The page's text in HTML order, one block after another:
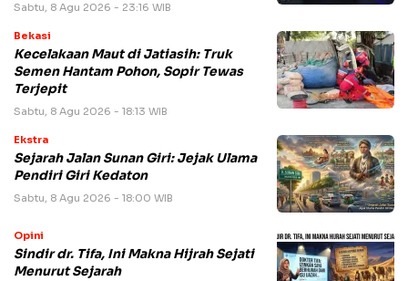
Sabtu, 8 Agu 2026 - 23:16 WIB
Bekasi
Kecelakaan Maut di Jatiasih: Truk
Semen Hantam Pohon, Sopir Tewas
Terjepit
Sabtu, 8 Agu 2026 - 18:13 WIB
Ekstra
Sejarah Jalan Sunan Giri: Jejak Ulama
Pendiri Giri Kedaton
Sabtu, 8 Agu 2026 - 18:00 WIB
Opini
Sindir dr. Tifa, Ini Makna Hijrah Sejati
Menurut Sejarah